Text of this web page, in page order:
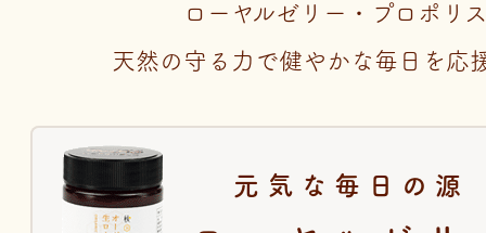
ローヤルゼリー・プロポリ
天然の守る力で健やかな毎日を応
元気な毎日の源